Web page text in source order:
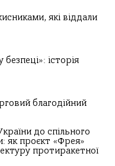
які віддали
історія
благодійний
до спільного
як проєкт «Фрея»
протиракетної